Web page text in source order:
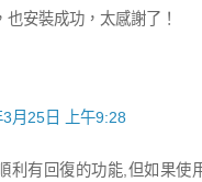
也安裝成功，太感謝了！
3月25日 上午9:28
利有回復的功能,但如果使